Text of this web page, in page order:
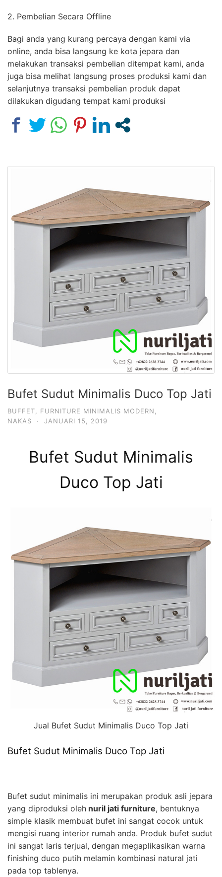
2. Pembelian Secara Offline
Bagi anda yang kurang percaya dengan kami via
online, anda bisa langsung ke kota jepara dan
melakukan transaksi pembelian ditempat kami, anda
juga bisa melihat langsung proses produksi kami dan
selanjutnya transaksi pembelian produk dapat
dilakukan digudang tempat kami produksi
Bufet Sudut Minimalis Duco Top Jati
BUFFET, FURNITURE MINIMALIS MODERN,
NAKAS
· JANUARI 15, 2019
Bufet Sudut Minimalis
Duco Top Jati
Jual Bufet Sudut Minimalis Duco Top Jati
Bufet Sudut Minimalis Duco Top Jati
Bufet sudut minimalis ini merupakan produk asli jepara
yang diproduksi oleh nuril jati furniture, bentuknya
simple klasik membuat bufet ini sangat cocok untuk
mengisi ruang interior rumah anda. Produk bufet sudut
ini sangat laris terjual, dengan megaplikasikan warna
finishing duco putih melamin kombinasi natural jati
pada top tablenya.